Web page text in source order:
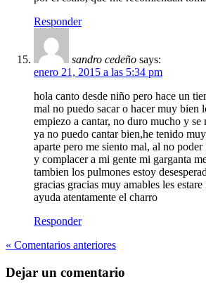
Responder
sandro cedeño says:
enero 21, 2015 a las 5:34 pm
hola canto desde niño pero hace un
mal no puedo sacar o hacer muy bien
empiezo a cantar, no duro mucho y se
ya no puedo cantar bien,he tenido
aparte pero me siento mal, al no poder
y complacer a mi gente mi garganta
tambien los pulmones estoy
gracias gracias muy amables les
ayuda atentamente el charro
Responder
« Comentarios anteriores
Dejar un comentario